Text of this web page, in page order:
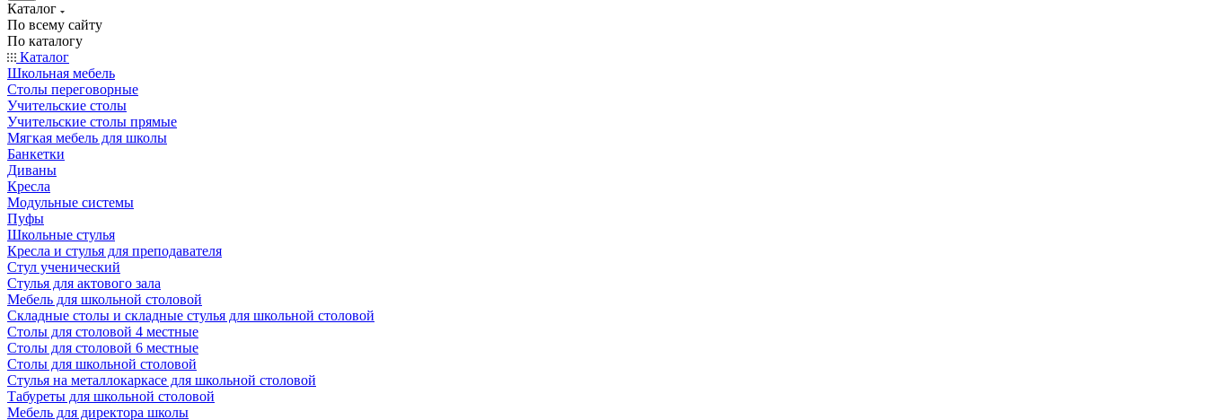
Каталог
По всему сайту
По каталогу
Каталог
Школьная мебель
Столы переговорные
Учительские столы
Учительские столы прямые
Мягкая мебель для школы
Банкетки
Диваны
Кресла
Модульные системы
Пуфы
Школьные стулья
Кресла и стулья для преподавателя
Стул ученический
Стулья для актового зала
Мебель для школьной столовой
Складные столы и складные стулья для школьной столовой
Столы для столовой 4 местные
Столы для столовой 6 местные
Столы для школьной столовой
Стулья на металлокаркасе для школьной столовой
Табуреты для школьной столовой
Мебель для директора школы